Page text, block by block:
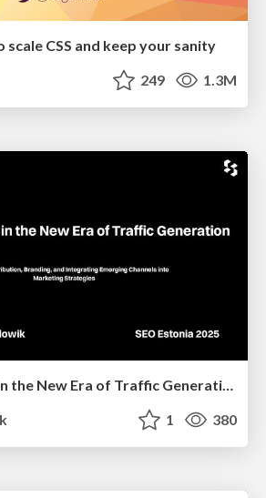
scale CSS and keep your sanity
249 1.3M
Redefining SEO in the New Era of Traffic Generation
1 380